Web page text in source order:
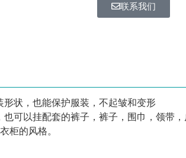
联系我们
状，也能保护服装，不起皱和变形
可以挂配套的裤子，裤子，围巾，领带
柜的风格。